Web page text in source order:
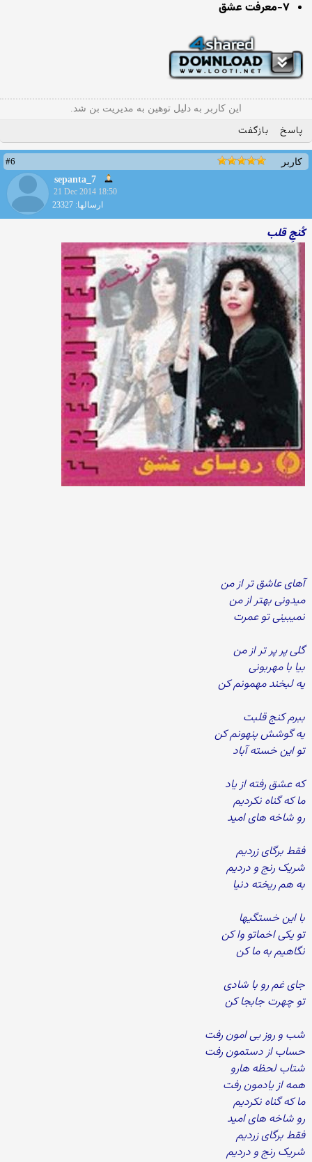
۷-معرفت عشق
این کاربر به دلیل توهین به مدیریت بن شد.
پاسخ بازگفت
کاربر
#6
sepanta_7
21 Dec 2014 18:50
ارسالها: 23327
کُنجِ قلب
آهای عاشق تر از من
میدونی بهتر از من
نمیبینی تو عمرت
گلی پر پر تر از من
بیا با مهربونی
یه لبخند مهمونم کن
ببرم کنج قلبت
یه گوشش پنهونم کن
تو این خسته آباد
که عشق رفته از یاد
ما که گناه نکردیم
رو شاخه های امید
فقط برگای زردیم
شریک رنج و دردیم
به هم ریخته دنیا
با این خستگیها
تو یکی اخماتو وا کن
نگاهیم به ما کن
جای غم رو با شادی
تو چهرت جابجا کن
شب و روز بی امون رفت
حساب از دستمون رفت
شتاب لحظه هارو
همه از یادمون رفت
ما که گناه نکردیم
رو شاخه های امید
فقط برگای زردیم
شریک رنج و دردیم